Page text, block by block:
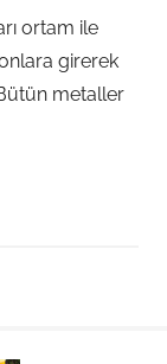
ortam ile
girerek
metaller